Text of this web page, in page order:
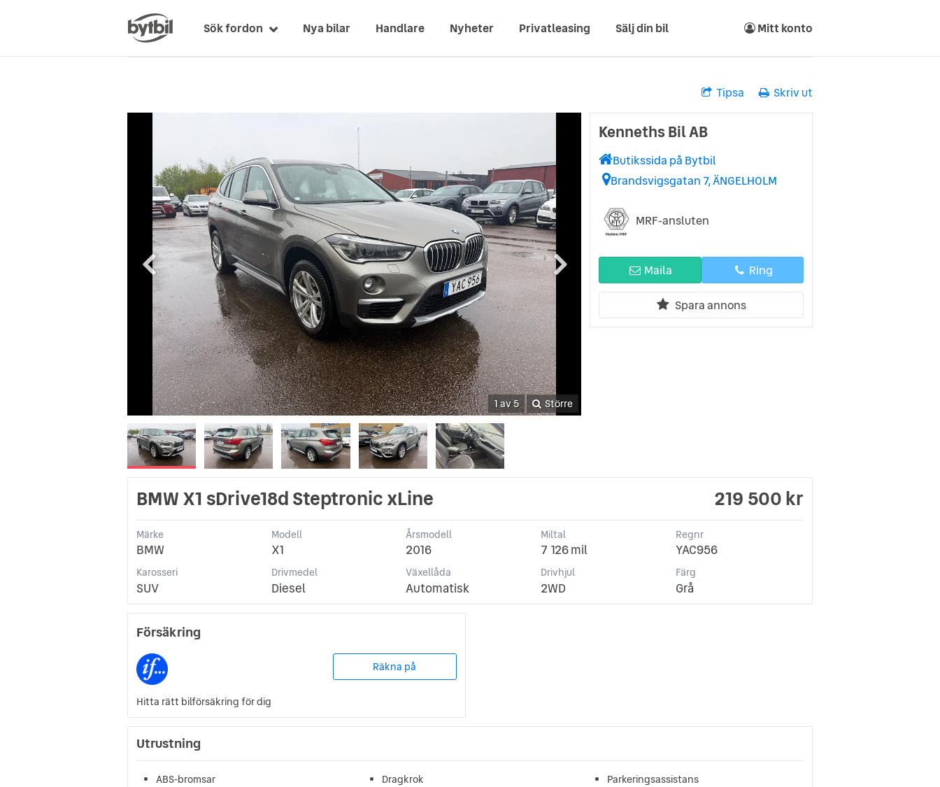
Sök fordon Nya bilar Handlare Nyheter Privatleasing Sälj din bil Mitt konto
Tipsa Skriv ut
1 av 5 Större
Kenneths Bil AB
Butikssida på Bytbil
Brandsvigsgatan 7, ÄNGELHOLM
MRF-ansluten
Maila Ring
Spara annons
BMW X1 sDrive18d Steptronic xLine 219 500 kr
Märke
BMW
Modell
X1
Årsmodell
2016
Miltal
7 126 mil
Regnr
YAC956
Karosseri
SUV
Drivmedel
Diesel
Växellåda
Automatisk
Drivhjul
2WD
Färg
Grå
Försäkring
Räkna på
Hitta rätt bilförsäkring för dig
Utrustning
ABS-bromsar
Dragkrok
Parkeringsassistans